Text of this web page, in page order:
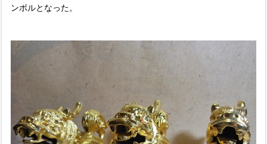
ンボルとなった。